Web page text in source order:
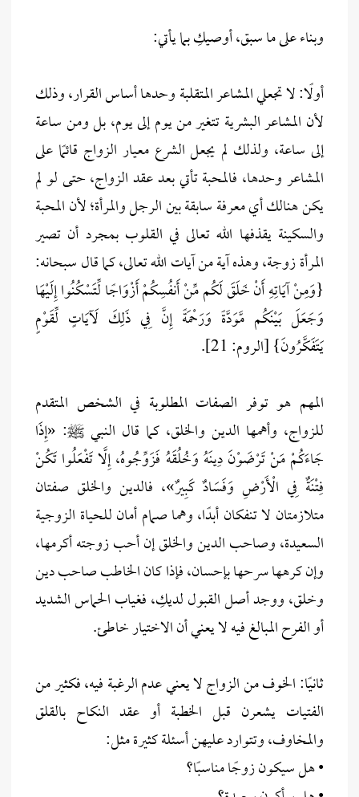
وبناء على ما سبق، أوصيكِ بما يأتي:
أولًا: لا تجعلي المشاعر المتقلبة وحدها أساس القرار، وذلك
لأن المشاعر البشرية تتغير من يوم إلى يوم، بل ومن ساعة
إلى ساعة، ولذلك لم يجعل الشرع معيار الزواج قائمًا على
المشاعر وحدها، فالمحبة تأتي بعد عقد الزواج، حتى لو لم
يكن هنالك أي معرفة سابقة بين الرجل والمرأة؛ لأن المحبة
والسكينة يقذفها الله تعالى في القلوب بمجرد أن تصير
المرأة زوجة، وهذه آية من آيات الله تعالى، كما قال سبحانه:
{وَمِنْ آيَاتِهِ أَنْ خَلَقَ لَكُم مِّنْ أَنفُسِكُمْ أَزْوَاجًا لِّتَسْكُنُوا إِلَيْهَا
وَجَعَلَ بَيْنَكُم مَّوَدَّةً وَرَحْمَةً إِنَّ فِي ذَلِكَ لَآيَاتٍ لِّقَوْمٍ
يَتَفَكَّرُونَ} [الروم: 21].
المهم هو توفر الصفات المطلوبة في الشخص المتقدم
للزواج، وأهمها الدين والخلق، كما قال النبي ﷺ: «إِذَا
جَاءَكُمْ مَنْ تَرْضَوْنَ دِينَهُ وَخُلُقَهُ فَزَوِّجُوهُ، إِلَّا تَفْعَلُوا تَكُنْ
فِتْنَةٌ فِي الْأَرْضِ وَفَسَادٌ كَبِيرٌ»، فالدين والخلق صفتان
متلازمتان لا تنفكان أبدًا، وهما صمام أمان للحياة الزوجية
السعيدة، وصاحب الدين والخلق إن أحب زوجته أكرمها،
وإن كرهها سرحها بإحسان، فإذا كان الخاطب صاحب دين
وخلق، ووجد أصل القبول لديكِ، فغياب الحماس الشديد
أو الفرح المبالغ فيه لا يعني أن الاختيار خاطئ.
ثانيًا: الخوف من الزواج لا يعني عدم الرغبة فيه، فكثير من
الفتيات يشعرن قبل الخطبة أو عقد النكاح بالقلق
والمخاوف، وتتوارد عليهن أسئلة كثيرة مثل:
• هل سيكون زوجًا مناسبًا؟